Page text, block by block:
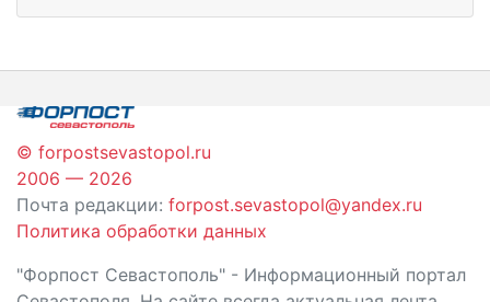
© forpostsevastopol.ru
2006 — 2026
Почта редакции: forpost.sevastopol@yandex.ru
Политика обработки данных
"Форпост Севастополь" - Информационный портал